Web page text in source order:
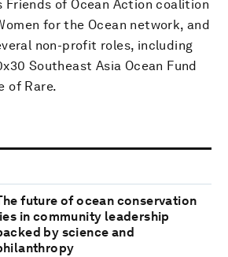
Friends of Ocean Action coalition
for the Ocean network, and
non-profit roles, including
Southeast Asia Ocean Fund
of Rare.
future of ocean conservation
in community leadership
by science and